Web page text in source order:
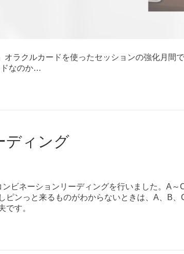
ラクルカードを使ったセッションの強化月
ドなのか…
ディング
ビネーションリーディングを行いました。A～
ピンっと来るものがわからないときは、A、B
です。